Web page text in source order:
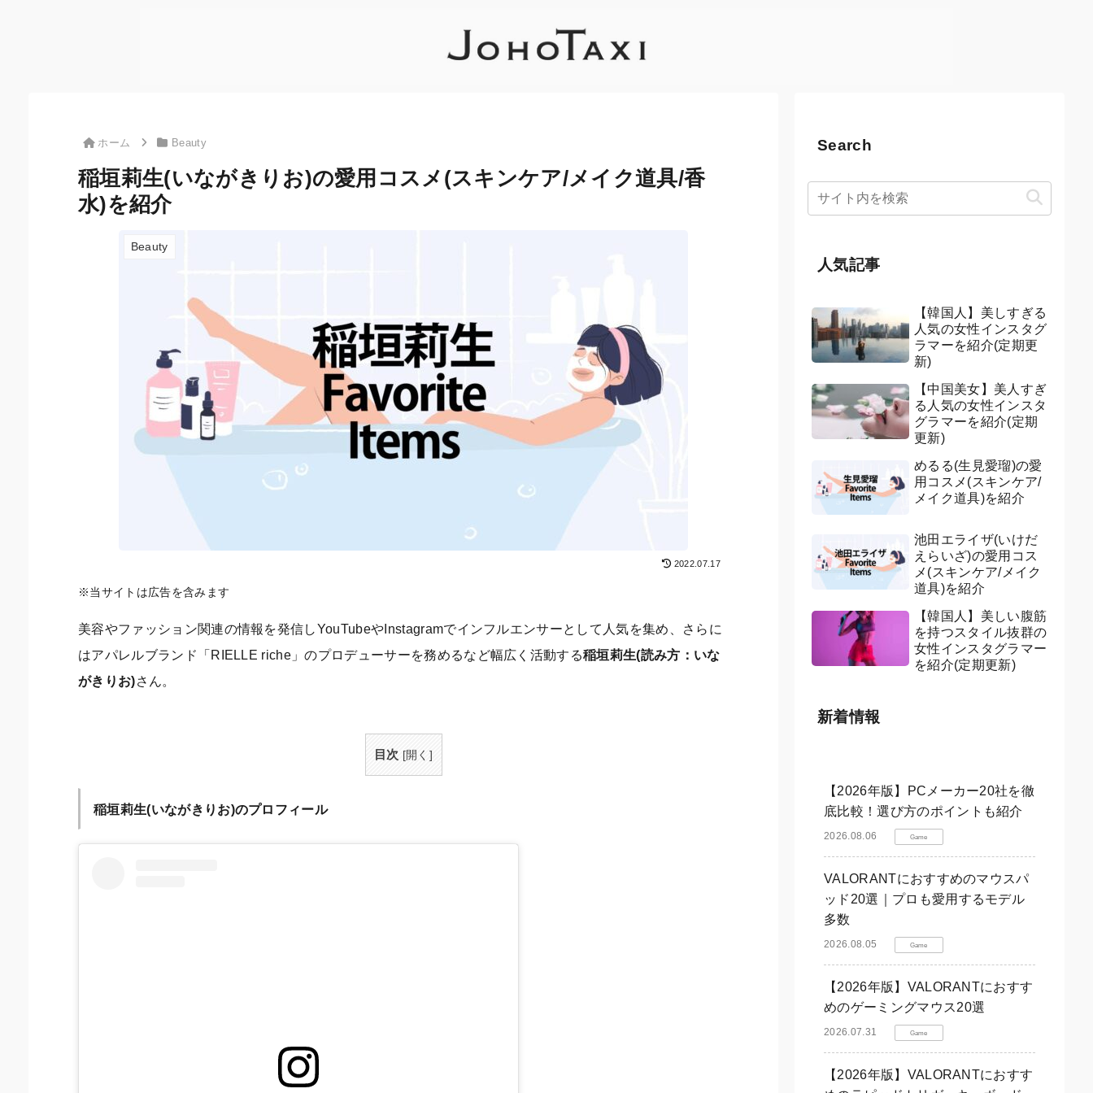
ホーム Beauty
稲垣莉生(いながきりお)の愛用コスメ(スキンケア/メイク道具/香
水)を紹介
Beauty
2022.07.17
※当サイトは広告を含みます
美容やファッション関連の情報を発信しYouTubeやInstagramでインフルエンサーとして人気を集め、さらに
はアパレルブランド「RIELLE riche」のプロデューサーを務めるなど幅広く活動する稲垣莉生(読み方：いな
がきりお)さん。
目次 [開く ]
稲垣莉生(いながきりお)のプロフィール
Search
人気記事
【韓国人】美しすぎる
人気の女性インスタグ
ラマーを紹介(定期更
新)
【中国美女】美人すぎ
る人気の女性インスタ
グラマーを紹介(定期
更新)
めるる(生見愛瑠)の愛
用コスメ(スキンケア/
メイク道具)を紹介
池田エライザ(いけだ
えらいざ)の愛用コス
メ(スキンケア/メイク
道具)を紹介
【韓国人】美しい腹筋
を持つスタイル抜群の
女性インスタグラマー
を紹介(定期更新)
新着情報
【2026年版】PCメーカー20社を徹
底比較！選び方のポイントも紹介
2026.08.06 Game
VALORANTにおすすめのマウスパ
ッド20選｜プロも愛用するモデル
多数
2026.08.05 Game
【2026年版】VALORANTにおすす
めのゲーミングマウス20選
2026.07.31 Game
【2026年版】VALORANTにおすす